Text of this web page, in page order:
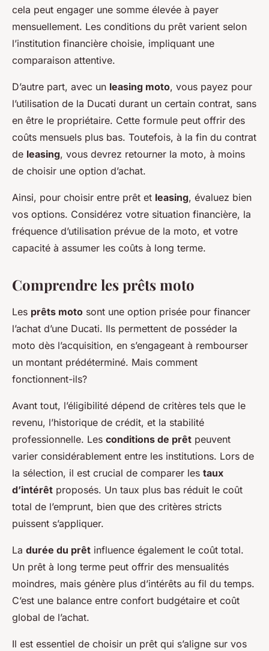
cela peut engager une somme élevée à payer
mensuellement. Les conditions du prêt varient selon
l’institution financière choisie, impliquant une
comparaison attentive.
D’autre part, avec un leasing moto, vous payez pour
l’utilisation de la Ducati durant un certain contrat, sans
en être le propriétaire. Cette formule peut offrir des
coûts mensuels plus bas. Toutefois, à la fin du contrat
de leasing, vous devrez retourner la moto, à moins
de choisir une option d’achat.
Ainsi, pour choisir entre prêt et leasing, évaluez bien
vos options. Considérez votre situation financière, la
fréquence d’utilisation prévue de la moto, et votre
capacité à assumer les coûts à long terme.
Comprendre les prêts moto
Les prêts moto sont une option prisée pour financer
l’achat d’une Ducati. Ils permettent de posséder la
moto dès l’acquisition, en s’engageant à rembourser
un montant prédéterminé. Mais comment
fonctionnent-ils?
Avant tout, l’éligibilité dépend de critères tels que le
revenu, l’historique de crédit, et la stabilité
professionnelle. Les conditions de prêt peuvent
varier considérablement entre les institutions. Lors de
la sélection, il est crucial de comparer les taux
d’intérêt proposés. Un taux plus bas réduit le coût
total de l’emprunt, bien que des critères stricts
puissent s’appliquer.
La durée du prêt influence également le coût total.
Un prêt à long terme peut offrir des mensualités
moindres, mais génère plus d’intérêts au fil du temps.
C’est une balance entre confort budgétaire et coût
global de l’achat.
Il est essentiel de choisir un prêt qui s’aligne sur vos